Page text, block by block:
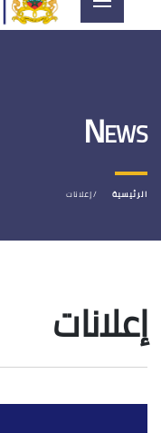
News
الرئيسية إعلانات
إعلانات